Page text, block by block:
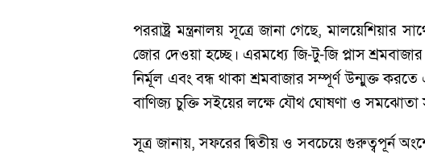
পররাষ্ট্র মন্ত্রনালয় সূত্রে জানা গেছে,
জোর দেওয়া হচ্ছে। এরমধ্যে জি-টু-জি প্লাস
নির্মূল এবং বন্ধ থাকা শ্রমবাজার সম্পূর্ণ উন্মুক্ত
বাণিজ্য চুক্তি সইয়ের লক্ষে যৌথ ঘোষণা ও সমঝোতা
সূত্র জানায়, সফরের দ্বিতীয় ও সবচেয়ে গুরুত্বপূর্ন অংশে